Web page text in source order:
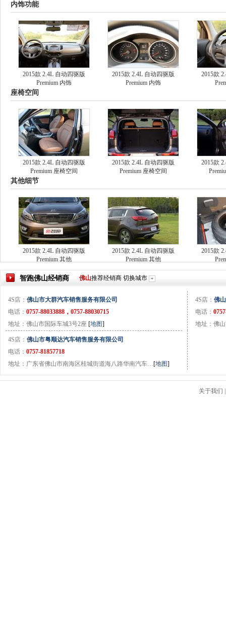
内饰功能
2015款 2.4L 自动四驱版
Premium 内饰
2015款 2.4L 自动四驱版
Premium 内饰
2015款
座椅空间
2015款 2.4L 自动四驱版
Premium 座椅空间
2015款 2.4L 自动四驱版
Premium 座椅空间
2015款
其他细节
2015款 2.4L 自动四驱版
Premium 其他
2015款 2.4L 自动四驱版
Premium 其他
2015款
智跑佛山经销商 佛山推荐经销商 切换城市
4S店： 佛山市大群汽车销售服务有限公司
电话： 0757-88033888，0757-88030715
地址：佛山市国际车城3号2座 [地图]
4S店： 佛
电话：
地址：佛
4S店： 佛山市粤顺达汽车销售服务有限公司
电话： 0757-81857718
地址：广东省佛山市南海区桂城街道海八路华南汽车…[地图]
关于我们